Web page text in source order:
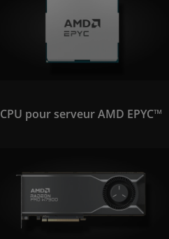
CPU pour serveur AMD EPYC™